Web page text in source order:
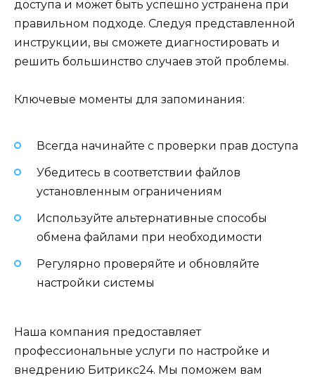
доступа и может быть успешно устранена при
правильном подходе. Следуя представленной
инструкции, вы сможете диагностировать и
решить большинство случаев этой проблемы.
Ключевые моменты для запоминания:
Всегда начинайте с проверки прав доступа
Убедитесь в соответствии файлов
установленным ограничениям
Используйте альтернативные способы
обмена файлами при необходимости
Регулярно проверяйте и обновляйте
настройки системы
Наша компания предоставляет
профессиональные услуги по настройке и
внедрению Битрикс24. Мы поможем вам